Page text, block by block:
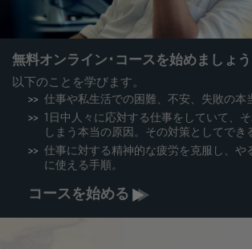
Video
無料オンライン･コースを始めましょう
以下のことを学びます。
仕事や私生活での困難、不安、失敗の本
1日中人々に応対する仕事をしていて、
しまう本当の原因。その対策としてでき
仕事に対する精神的な疲労を克服し、や
に使える手順。
コースを始める